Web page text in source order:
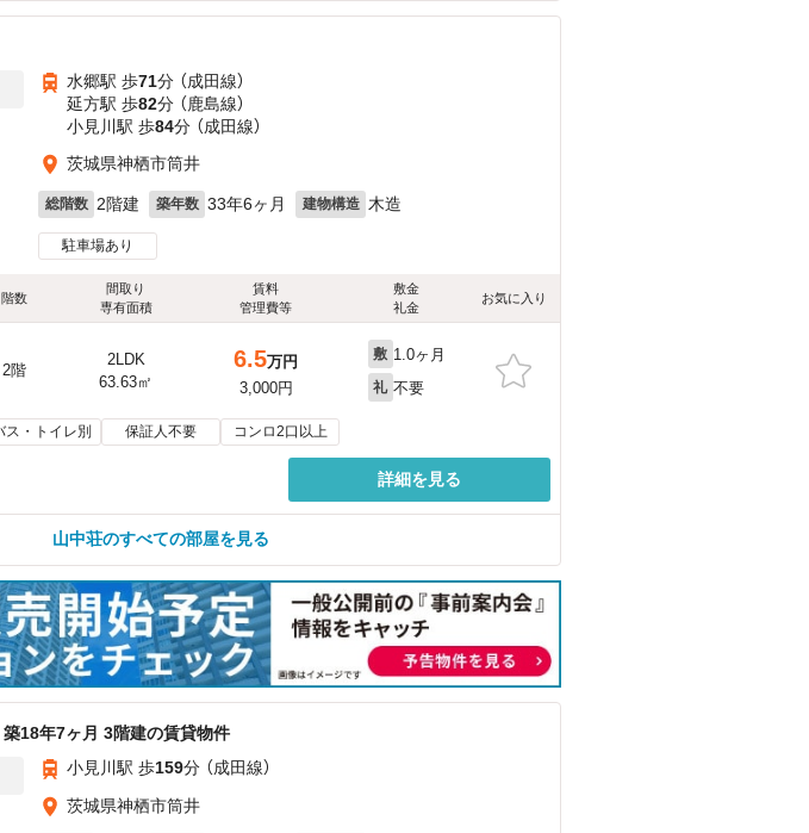
水郷駅 歩71分 （成田線）
延方駅 歩82分 （鹿島線）
小見川駅 歩84分 （成田線）
茨城県神栖市筒井
総階数 2階建 築年数 33年6ヶ月 建物構造 木造
駐車場あり
階数
間取り
専有面積
賃料
管理費等
敷金
礼金
お気に入り
2階
2LDK
63.63㎡
6.5万円
3,000円
敷 1.0ヶ月
礼 不要
ス・トイレ別 保証人不要 コンロ2口以上
詳細を見る
山中荘のすべての部屋を見る
18年7ヶ月 3階建の賃貸物件
小見川駅 歩159分 （成田線）
茨城県神栖市筒井